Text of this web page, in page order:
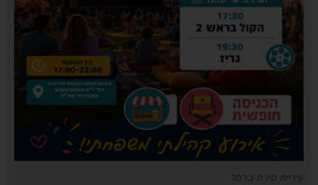
עיריית טירת כרמל